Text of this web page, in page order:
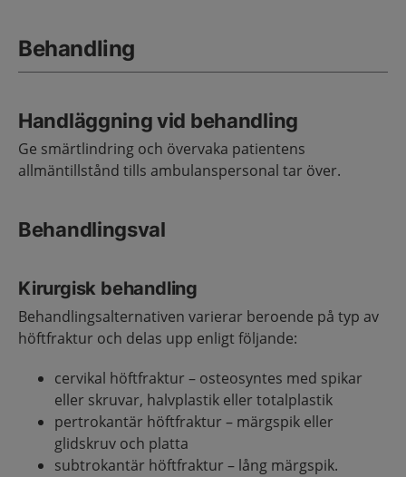
Behandling
Handläggning vid behandling
Ge smärtlindring och övervaka patientens
allmäntillstånd tills ambulanspersonal tar över.
Behandlingsval
Kirurgisk behandling
Behandlingsalternativen varierar beroende på typ av
höftfraktur och delas upp enligt följande:
cervikal höftfraktur – osteosyntes med spikar
eller skruvar, halvplastik eller totalplastik
pertrokantär höftfraktur – märgspik eller
glidskruv och platta
subtrokantär höftfraktur – lång märgspik.